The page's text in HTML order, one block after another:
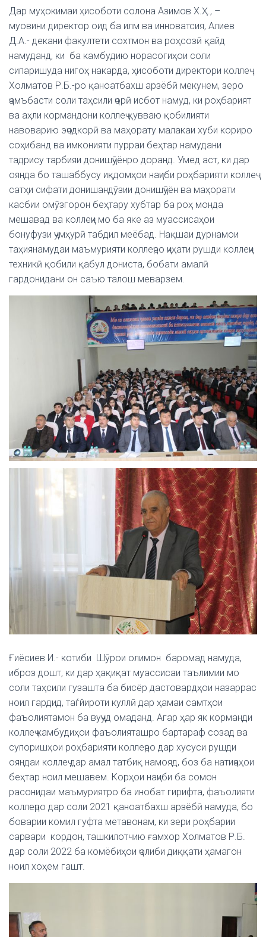
Дар муҳокимаи ҳисоботи солона Азимов Х.Ҳ., –
муовини директор оид ба илм ва инноватсия, Алиев
Д.А.- декани факултети сохтмон ва роҳсозӣ қайд
намуданд, ки ба камбудию норасогиҳои соли
сипаришуда нигоҳ накарда, ҳисоботи директори коллеҷ
Холматов Р.Б.-ро қаноатбахш арзёбӣ мекунем, зеро
ҷамъбасти соли таҳсили ҷорӣ исбот намуд, ки роҳбарият
ва аҳли кормандони коллеҷ қувваю қобилияти
навоварию эҷодкорӣ ва маҳорату малакаи хуби кориро
соҳибанд ва имконияти пурраи беҳтар намудани
тадрису тарбияи донишҷӯёнро доранд. Умед аст, ки дар
оянда бо ташаббусу иқдомҳои наҷиби роҳбарияти коллеҷ
сатҳи сифати донишандӯзии донишҷӯён ва маҳорати
касбии омӯзгорон беҳтару хубтар ба роҳ монда
мешавад ва коллеҷи мо ба яке аз муассисаҳои
бонуфузи ҷумҳурӣ табдил меёбад. Нақшаи дурнамои
таҳиянамудаи маъмурияти коллеҷро ҷиҳати рушди коллеҷи
техникӣ қобили қабул дониста, бобати амалӣ
гардонидани он саъю талош меварзем.
Ғиёсиев И.- котиби Шӯрои олимон баромад намуда,
иброз дошт, ки дар ҳақиқат муассисаи таълимии мо
соли таҳсили гузашта ба бисёр дастовардҳои назаррас
ноил гардид, таѓйироти куллӣ дар ҳамаи самтҳои
фаъолиятамон ба вуҷуд омаданд. Агар ҳар як корманди
коллеҷ камбудиҳои фаъолияташро бартараф созад ва
супоришҳои роҳбарияти коллеҷро дар хусуси рушди
ояндаи коллеҷ дар амал татбиқ намояд, боз ба натиҷаҳои
беҳтар ноил мешавем. Корҳои наҷиби ба сомон
расонидаи маъмуриятро ба инобат гирифта, фаъолияти
коллеҷро дар соли 2021 қаноатбахш арзёбӣ намуда, бо
боварии комил гуфта метавонам, ки зери роҳбарии
сарвари кордон, ташкилотчию ғамхор Холматов Р.Б.
дар соли 2022 ба комёбиҳои ҷолиби диққати ҳамагон
ноил хоҳем гашт.